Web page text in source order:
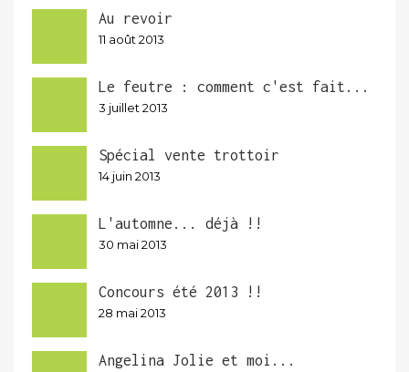
Au revoir
11 août 2013
Le feutre : comment c'est fait...
3 juillet 2013
Spécial vente trottoir
14 juin 2013
L'automne... déjà !!
30 mai 2013
Concours été 2013 !!
28 mai 2013
Angelina Jolie et moi...